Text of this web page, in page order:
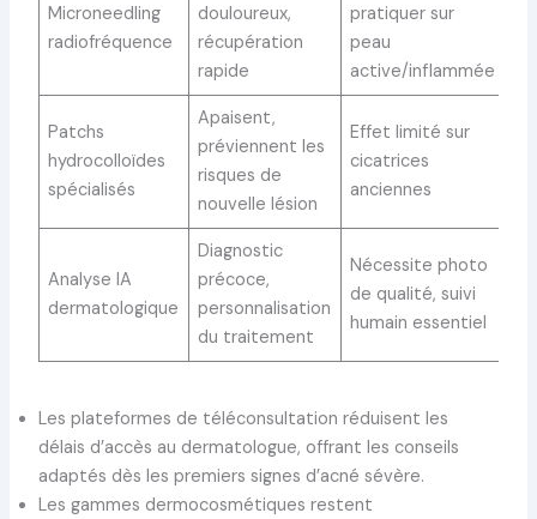
Microneedling
radiofréquence
douloureux,
récupération
rapide
pratiquer sur
peau
active/inflammée
Patchs
hydrocolloïdes
spécialisés
Apaisent,
préviennent les
risques de
nouvelle lésion
Effet limité sur
cicatrices
anciennes
Analyse IA
dermatologique
Diagnostic
précoce,
personnalisation
du traitement
Nécessite photo
de qualité, suivi
humain essentiel
Les plateformes de téléconsultation réduisent les
délais d’accès au dermatologue, offrant les conseils
adaptés dès les premiers signes d’acné sévère.
Les gammes dermocosmétiques restent